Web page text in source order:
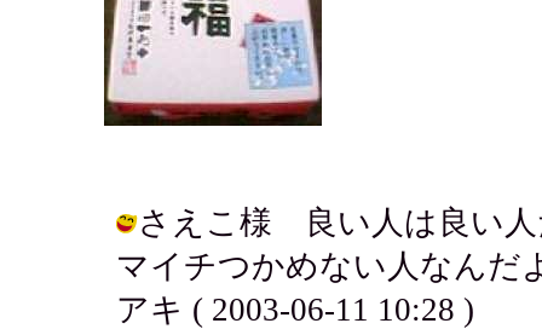
さえこ様 良い人は良い人
マイチつかめない人なんだ
アキ ( 2003-06-11 10:28 )